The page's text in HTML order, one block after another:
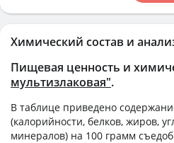
Химический состав и
Пищевая ценность и
мультизлаковая".
В таблице приведено
(калорийности, белков, жиров,
минералов) на 100 грамм